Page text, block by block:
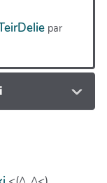
par